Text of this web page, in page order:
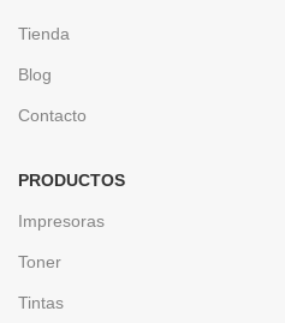
Tienda
Blog
Contacto
PRODUCTOS
Impresoras
Toner
Tintas